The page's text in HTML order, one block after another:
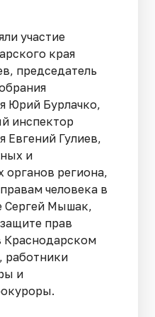
участие
края
председатель
Юрий Бурлачко,
инспектор
Евгений Гулиев,
и
органов региона,
человека в
Сергей Мышак,
прав
Краснодарском
работники
и